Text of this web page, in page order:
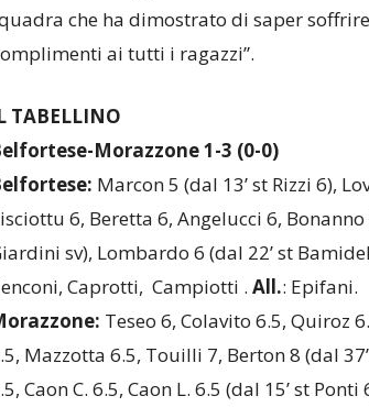
che ha dimostrato di saper
ai tutti i ragazzi”.
TABELLINO
Morazzone 1-3 (0-0)
Marcon 5 (dal 13’ st Rizzi 6),
6, Beretta 6, Angelucci 6, Bonanno
sv), Lombardo 6 (dal 22’ st
Caprotti, Campiotti . All.: Epifani.
Teseo 6, Colavito 6.5, Quiroz
Mazzotta 6.5, Touilli 7, Berton 8 (dal
Caon C. 6.5, Caon L. 6.5 (dal 15’ st Ponti